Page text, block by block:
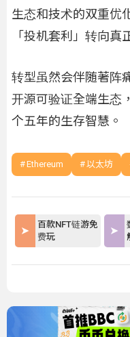
生态和技术的双重优
「投机套利」转向真
转型虽然会伴随著阵
开源可验证全端生态
个五年的生存智慧。
Ethereum 以太坊
百款NFT链游免
费玩